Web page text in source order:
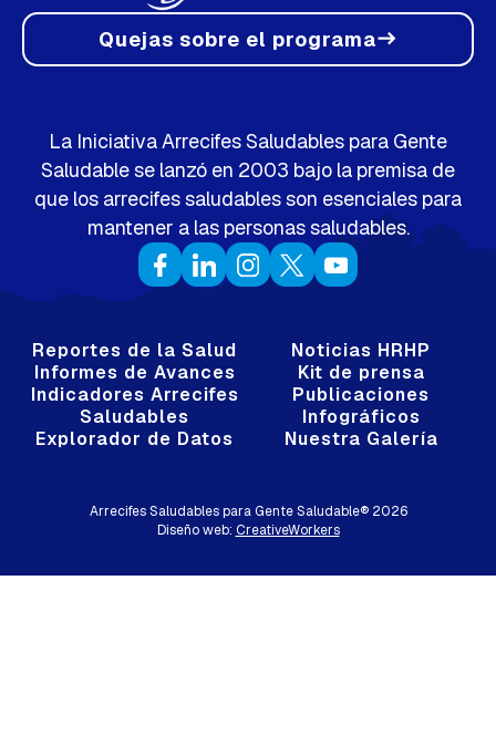
Quejas sobre el programaeast
La Iniciativa Arrecifes Saludables para Gente
Saludable se lanzó en 2003 bajo la premisa de
que los arrecifes saludables son esenciales para
mantener a las personas saludables.
Reportes de la Salud
Informes de Avances
Indicadores Arrecifes
Saludables
Explorador de Datos
Noticias HRHP
Kit de prensa
Publicaciones
Infográficos
Nuestra Galería
Arrecifes Saludables para Gente Saludable® 2026
Diseño web: CreativeWorkers